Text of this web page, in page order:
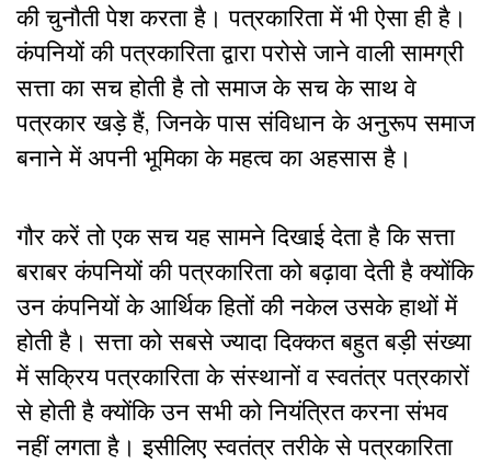
की चुनौती पेश करता है। पत्रकारिता में भी ऐसा ही है।
कंपनियों की पत्रकारिता द्वारा परोसे जाने वाली सामग्री
सत्ता का सच होती है तो समाज के सच के साथ वे
पत्रकार खड़े हैं, जिनके पास संविधान के अनुरूप समाज
बनाने में अपनी भूमिका के महत्व का अहसास है।
गौर करें तो एक सच यह सामने दिखाई देता है कि सत्ता
बराबर कंपनियों की पत्रकारिता को बढ़ावा देती है क्योंकि
उन कंपनियों के आर्थिक हितों की नकेल उसके हाथों में
होती है। सत्ता को सबसे ज्यादा दिक्कत बहुत बड़ी संख्या
में सक्रिय पत्रकारिता के संस्थानों व स्वतंत्र पत्रकारों
से होती है क्योंकि उन सभी को नियंत्रित करना संभव
नहीं लगता है। इसीलिए स्वतंत्र तरीके से पत्रकारिता